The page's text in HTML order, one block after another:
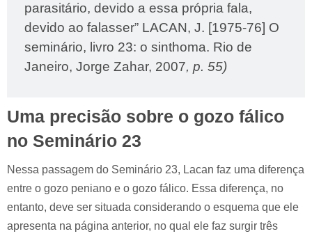
parasitário, devido a essa própria fala,
devido ao falasser” LACAN, J. [1975-76] O
seminário, livro 23: o sinthoma. Rio de
Janeiro, Jorge Zahar, 2007, p. 55)
Uma precisão sobre o gozo fálico
no Seminário 23
Nessa passagem do Seminário 23, Lacan faz uma diferença
entre o gozo peniano e o gozo fálico. Essa diferença, no
entanto, deve ser situada considerando o esquema que ele
apresenta na página anterior, no qual ele faz surgir três